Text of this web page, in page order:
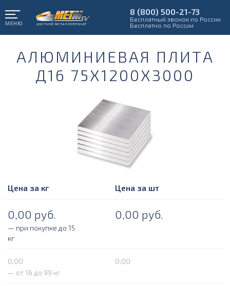
МЕНЮ
8 (800) 500-21-73
Бесплатный звонок по России
Бесплатно по России
АЛЮМИНИЕВАЯ ПЛИТА
Д16 75Х1200Х3000
Цена за кг Цена за шт
0,00 руб. 0,00 руб.
— при покупке до 15
кг
0,00
0,00
— от 16 до 99 кг